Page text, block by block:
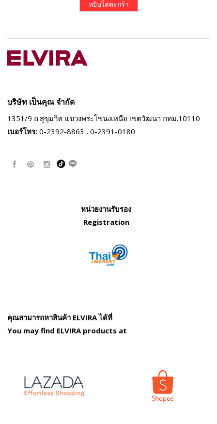
หยิบใส่ตะกร้า
บริษัท เป็นคุณ จำกัด
1351/9 ถ.สุขุมวิท แขวงพระโขนงเหนือ เขตวัฒนา กทม.10110
เบอร์โทร: 0-2392-8863 , 0-2391-0180
หน่วยงานรับรอง
Registration
คุณสามารถหาสินค้า ELVIRA ได้ที่
You may find ELVIRA products at